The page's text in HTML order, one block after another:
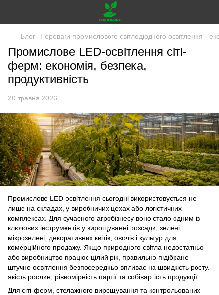
Блог Переваги промислового світлодіодного освітлення -
Промислове LED-освітлення сіті-
ферм: економія, безпека,
продуктивність
20 травня 2026
Промислове LED-освітлення сьогодні використовується не
лише на складах, у виробничих цехах або логістичних
комплексах. Для сучасного агробізнесу воно стало одним із
ключових інструментів у вирощуванні розсади, зелені,
мікрозелені, декоративних квітів, овочів і культур для
комерційного продажу. Якщо природного світла недостатньо
або виробництво працює цілий рік, правильно підібране
штучне освітлення безпосередньо впливає на швидкість росту,
якість рослин, рівномірність партії та собівартість продукції.
Для сіті-ферм, стелажного вирощування та контрольованих